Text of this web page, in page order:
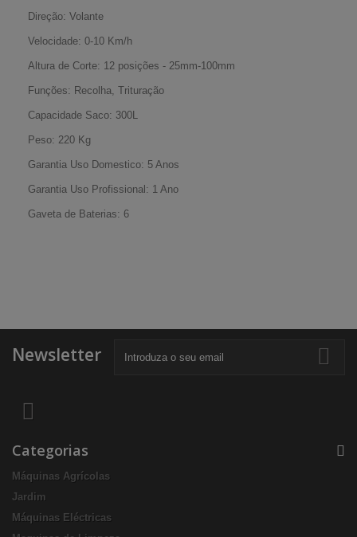
Direção: Volante
Velocidade: 0-10 Km/h
Altura de Corte: 12 posições - 25mm-100mm
Funções: Recolha, Trituração
Capacidade Saco: 300L
Peso: 220 Kg
Garantia Uso Domestico: 5 Anos
Garantia Uso Profissional: 1 Ano
Gaveta de Baterias: 6
Newsletter
Categorias
Máquinas Agrícolas
Jardim
Máquinas Eléctricas